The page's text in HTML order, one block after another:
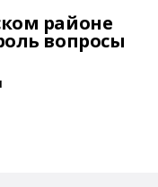
районе
вопросы